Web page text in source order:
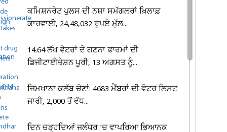
ਕਮਿਸ਼ਨਰੇਟ ਪੁਲਸ ਦੀ ਨਸ਼ਾ ਸਮੱਗਲਰਾਂ ਖ਼ਿਲਾਫ਼
ਕਾਰਵਾਈ, 24,48,032 ਰੁਪਏ ਮੁੱਲ...
14.64 ਲੱਖ ਵੋਟਰਾਂ ਦੇ ਗਣਨਾ ਫਾਰਮਾਂ ਦੀ
ਡਿਜੀਟਾਈਜ਼ੇਸ਼ਨ ਪੂਰੀ, 13 ਅਗਸਤ ਨੂੰ...
ਜਿਮਖਾਨਾ ਕਲੱਬ ਚੋਣਾਂ: 4683 ਮੈਂਬਰਾਂ ਦੀ ਵੋਟਰ ਲਿਸਟ
ਜਾਰੀ, 2,000 ਤੋਂ ਵੱਧ...
ਦਿਨ ਚੜ੍ਹਦਿਆਂ ਜਲੰਧਰ 'ਚ ਵਾਪਰਿਆ ਭਿਆਨਕ